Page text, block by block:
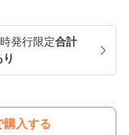
発行限定合計
購入する